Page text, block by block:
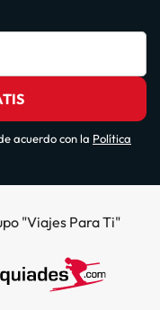
acuerdo con la Política
"Viajes Para Ti"